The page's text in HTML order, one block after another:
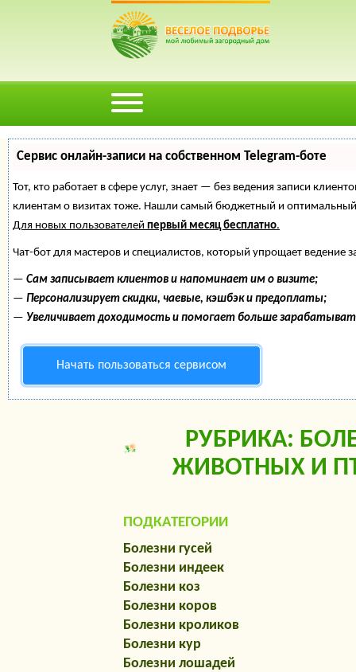
Сервис онлайн-записи на собственном Telegram-боте
Тот, кто работает в сфере услуг, знает — без ведения записи
клиентам о визитах тоже. Нашли самый бюджетный и
Для новых пользователей первый месяц бесплатно.
Чат-бот для мастеров и специалистов, который упрощает ведение
— Сам записывает клиентов и напоминает им о визите;
— Персонализирует скидки, чаевые, кэшбэк и предоплаты;
— Увеличивает доходимость и помогает больше
Начать пользоваться сервисом
РУБРИКА:
ЖИВОТНЫХ И
ПОДКАТЕГОРИИ
Болезни гусей
Болезни индеек
Болезни коз
Болезни коров
Болезни кроликов
Болезни кур
Болезни лошадей